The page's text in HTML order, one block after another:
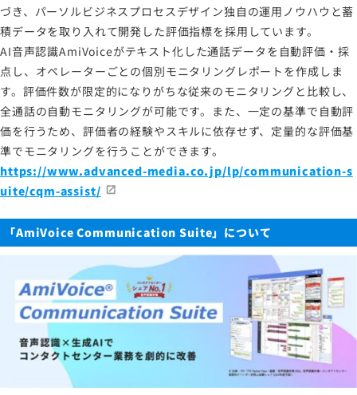
づき、パーソルビジネスプロセスデザイン独自の運用ノウハウと蓄
積データを取り入れて開発した評価指標を採用しています。
AI音声認識AmiVoiceがテキスト化した通話データを自動評価・採
点し、オペレーターごとの個別モニタリングレポートを作成しま
す。評価件数が限定的になりがちな従来のモニタリングと比較し、
全通話の自動モニタリングが可能です。また、一定の基準で自動評
価を行うため、評価者の経験やスキルに依存せず、定量的な評価基
準でモニタリングを行うことができます。
https://www.advanced-media.co.jp/lp/communication-s
uite/cqm-assist/
「AmiVoice Communication Suite」について